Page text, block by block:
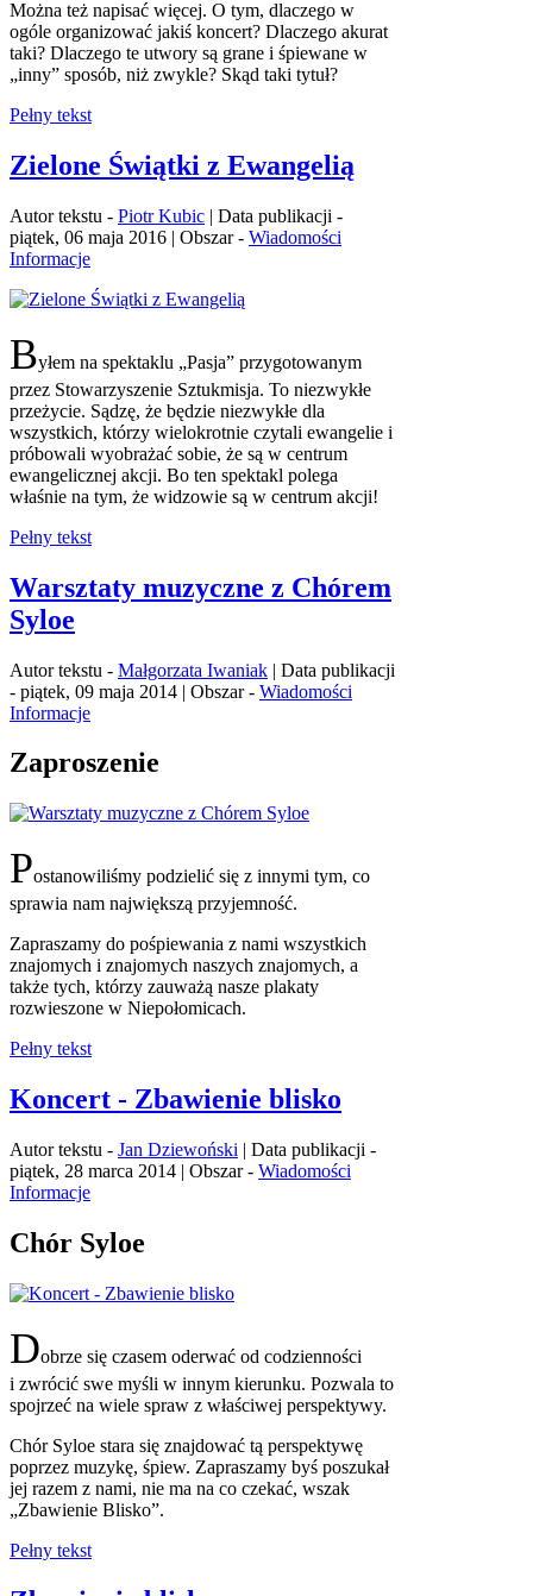
Można też napisać więcej. O tym, dlaczego w
ogóle organizować jakiś koncert? Dlaczego akurat
taki? Dlaczego te utwory są grane i śpiewane w
„inny” sposób, niż zwykle? Skąd taki tytuł?
Pełny tekst
Zielone Świątki z Ewangelią
Autor tekstu - Piotr Kubic | Data publikacji -
piątek, 06 maja 2016 | Obszar - Wiadomości
Informacje
Byłem na spektaklu „Pasja” przygotowanym
przez Stowarzyszenie Sztukmisja. To niezwykłe
przeżycie. Sądzę, że będzie niezwykłe dla
wszystkich, którzy wielokrotnie czytali ewangelie i
próbowali wyobrażać sobie, że są w centrum
ewangelicznej akcji. Bo ten spektakl polega
właśnie na tym, że widzowie są w centrum akcji!
Pełny tekst
Warsztaty muzyczne z Chórem
Syloe
Autor tekstu - Małgorzata Iwaniak | Data publikacji
- piątek, 09 maja 2014 | Obszar - Wiadomości
Informacje
Zaproszenie
Postanowiliśmy podzielić się z innymi tym, co
sprawia nam największą przyjemność.
Zapraszamy do pośpiewania z nami wszystkich
znajomych i znajomych naszych znajomych, a
także tych, którzy zauważą nasze plakaty
rozwieszone w Niepołomicach.
Pełny tekst
Koncert - Zbawienie blisko
Autor tekstu - Jan Dziewoński | Data publikacji -
piątek, 28 marca 2014 | Obszar - Wiadomości
Informacje
Chór Syloe
Dobrze się czasem oderwać od codzienności
i zwrócić swe myśli w innym kierunku. Pozwala to
spojrzeć na wiele spraw z właściwej perspektywy.
Chór Syloe stara się znajdować tą perspektywę
poprzez muzykę, śpiew. Zapraszamy byś poszukał
jej razem z nami, nie ma na co czekać, wszak
„Zbawienie Blisko”.
Pełny tekst